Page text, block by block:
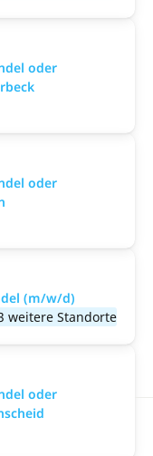
oder
oder
(m/w/d)
weitere Standorte
oder